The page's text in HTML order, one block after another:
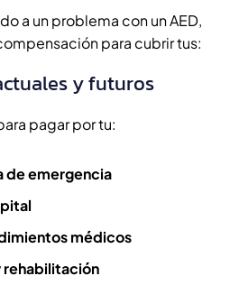
a un problema con un AED,
para cubrir tus:
y futuros
pagar por tu:
de emergencia
médicos
rehabilitación